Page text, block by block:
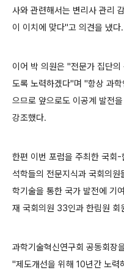
사와 관련해서는 변리사 관리
이 이치에 맞다"고 의견을 냈다.
이어 박 의원은 "전문가 집단
도록 노력하겠다"며 "항상 과
으므로 앞으로도 이공계 발전
강조했다.
한편 이번 포럼을 주최한 국회
석학들의 전문지식과 국회의
학기술을 통한 국가 발전에 기
재 국회의원 33인과 한림원 회
과학기술혁신연구회 공동회장
"제도개선을 위해 10년간 노력